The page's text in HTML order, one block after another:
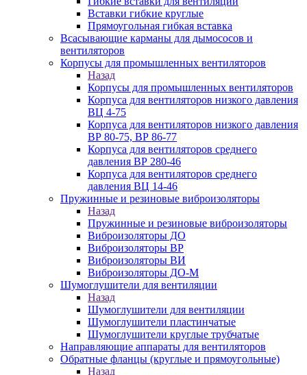
Вставки гибкие круглые
Прямоугольная гибкая вставка
Всасывающие карманы для дымососов и
вентиляторов
Корпусы для промышленных вентиляторов
Назад
Корпусы для промышленных вентиляторов
Корпуса для вентиляторов низкого давления
ВЦ 4-75
Корпуса для вентиляторов низкого давления
ВР 80-75, ВР 86-77
Корпуса для вентиляторов среднего
давления ВР 280-46
Корпуса для вентиляторов среднего
давления ВЦ 14-46
Пружинные и резиновые виброизоляторы
Назад
Пружинные и резиновые виброизоляторы
Виброизоляторы ДО
Виброизоляторы ВР
Виброизоляторы ВИ
Виброизоляторы ДО-М
Шумоглушители для вентиляции
Назад
Шумоглушители для вентиляции
Шумоглушители пластинчатые
Шумоглушители круглые трубчатые
Направляющие аппараты для вентиляторов
Обратные фланцы (круглые и прямоугольные)
Назад